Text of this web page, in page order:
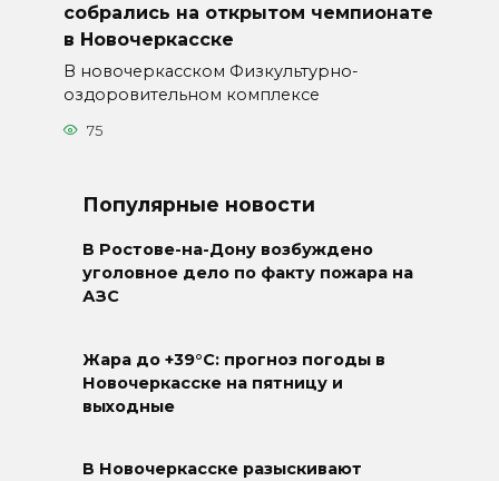
собрались на открытом чемпионате
в Новочеркасске
В новочеркасском Физкультурно-
оздоровительном комплексе
75
Популярные новости
В Ростове-на-Дону возбуждено
уголовное дело по факту пожара на
АЗС
Жара до +39°C: прогноз погоды в
Новочеркасске на пятницу и
выходные
В Новочеркасске разыскивают